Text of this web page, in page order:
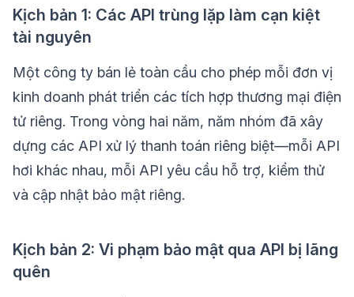
Kịch bản 1: Các API trùng lặp làm cạn kiệt
tài nguyên
Một công ty bán lẻ toàn cầu cho phép mỗi đơn vị
kinh doanh phát triển các tích hợp thương mại điện
tử riêng. Trong vòng hai năm, năm nhóm đã xây
dựng các API xử lý thanh toán riêng biệt—mỗi API
hơi khác nhau, mỗi API yêu cầu hỗ trợ, kiểm thử
và cập nhật bảo mật riêng.
Kịch bản 2: Vi phạm bảo mật qua API bị lãng
quên